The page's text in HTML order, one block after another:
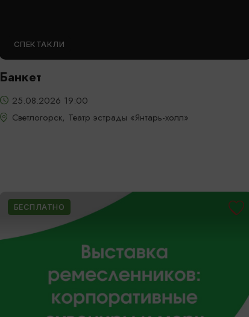
СПЕКТАКЛИ
Банкет
25.08.2026 19:00
Светлогорск, Театр эстрады «Янтарь-холл»
БЕСПЛАТНО